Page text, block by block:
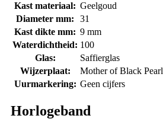
Kast materiaal: Geelgoud
Diameter mm:
31
Kast dikte mm: 9 mm
Waterdichtheid: 100
Glas:
Saffierglas
Wijzerplaat:
Mother of Black Pearl
Uurmarkering: Geen cijfers
Horlogeband